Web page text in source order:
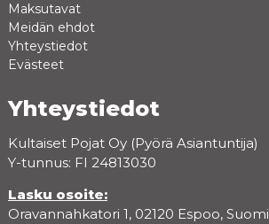
Maksutavat
Meidän ehdot
Yhteystiedot
Evästeet
Yhteystiedot
Kultaiset Pojat Oy (Pyörä Asiantuntija)
Y-tunnus: FI 24813030
Lasku osoite:
Oravannahkatori 1, 02120 Espoo, Suomi